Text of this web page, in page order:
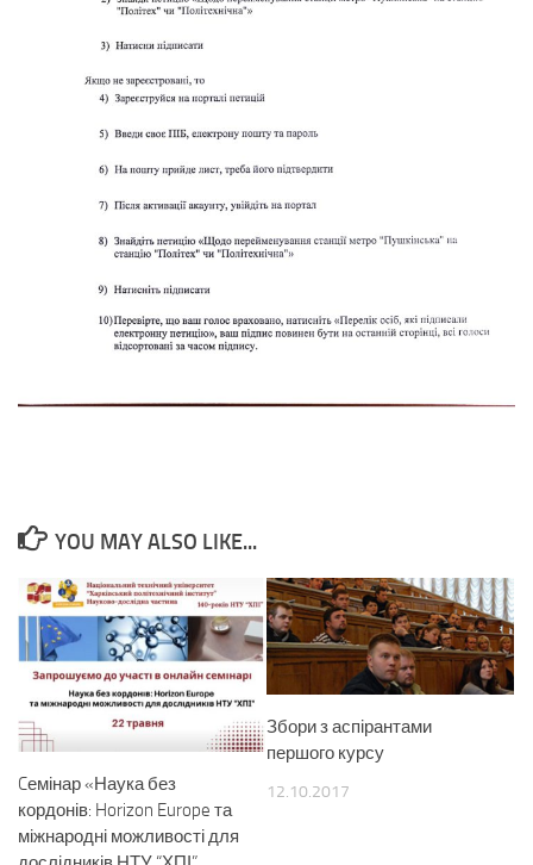
YOU MAY ALSO LIKE...
Cемінар «Наука без
кордонів: Horizon Europe та
міжнародні можливості для
Збори з аспірантами
першого курсу
12.10.2017